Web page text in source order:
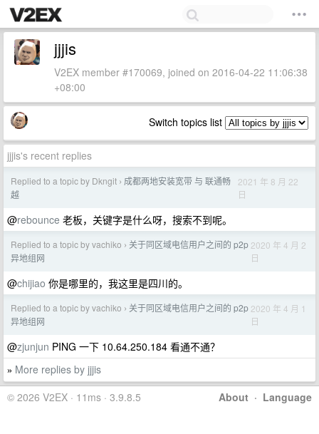
jjjis
V2EX member #170069, joined on 2016-04-22 11:06:38
+08:00
Switch topics list
jjjis's recent replies
Replied to a topic by Dkngit › 成都两地安装宽带 与 联通畅
越
2021 年 8 月 22
日
@rebounce 老板，关键字是什么呀，搜索不到呢。
Replied to a topic by vachiko › 关于同区域电信用户之间的 p2p
异地组网
2020 年 4 月 2
日
@chijiao 你是哪里的，我这里是四川的。
Replied to a topic by vachiko › 关于同区域电信用户之间的 p2p
异地组网
2020 年 4 月 1
日
@zjunjun PING 一下 10.64.250.184 看通不通？
» More replies by jjjis
About · Language
© 2026 V2EX · 11ms · 3.9.8.5